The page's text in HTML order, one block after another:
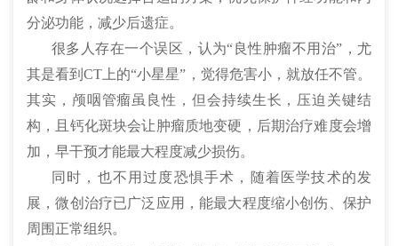
分泌功能，减少后遗症。
很多人存在一个误区，认为“良性肿瘤不用治”，尤
其是看到CT上的“小星星”，觉得危害小，就放任不管。
其实，颅咽管瘤虽良性，但会持续生长，压迫关键结
构，且钙化斑块会让肿瘤质地变硬，后期治疗难度会增
加，早干预才能最大程度减少损伤。
同时，也不用过度恐惧手术，随着医学技术的发
展，微创治疗已广泛应用，能最大程度缩小创伤、保护
周围正常组织。